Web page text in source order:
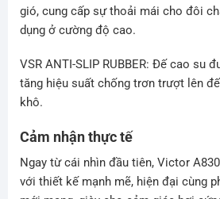
gió, cung cấp sự thoải mái cho đôi
dụng ở cường độ cao.
VSR ANTI-SLIP RUBBER: Đế cao su
tăng hiệu suất chống trơn trượt lên
khô.
Cảm nhận thực tế
Ngay từ cái nhìn đầu tiên, Victor
với thiết kế mạnh mẽ, hiện đại cùng